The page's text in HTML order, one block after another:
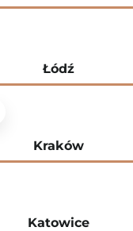
Łódź
Kraków
Katowice